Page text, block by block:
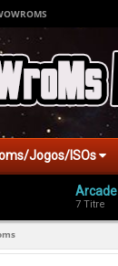
Jogos/ISOs
Arcade
7 Titre